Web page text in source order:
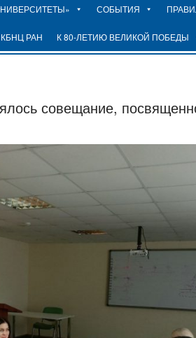
СОБЫТИЯ
РАН К 80-ЛЕТИЮ ВЕЛИКОЙ ПОБЕДЫ
совещание,